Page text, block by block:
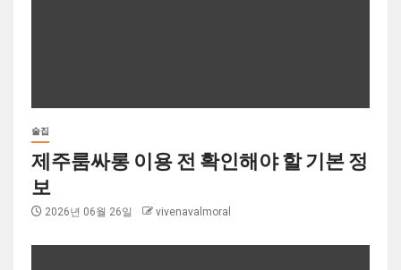
술집
제주룸싸롱 이용 전 확인해야 할 기본 정
보
2026년 06월 26일 vivenavalmoral